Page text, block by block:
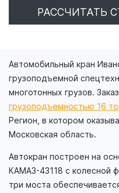
РАССЧИТАТЬ
Автомобильный кран
грузоподъемной
многотонных грузов.
грузоподъемностью 16
Регион, в котором
Московская область.
Автокран построен на
КАМАЗ-43118 с колесной
три моста